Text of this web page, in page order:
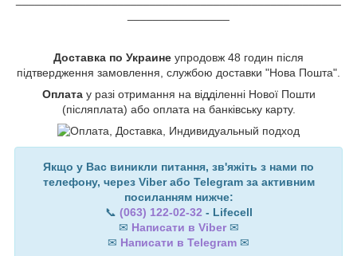
Доставка по Украине упродовж 48 годин після
підтвердження замовлення, службою доставки "Нова Пошта".
Оплата у разі отримання на відділенні Нової Пошти
(післяплата) або оплата на банківську карту.
Якщо у Вас виникли питання, зв'яжіть з нами по
телефону, через Viber або Telegram за активним
посиланням нижче:
📞 (063) 122-02-32 - Lifecell
✉ Написати в Viber ✉
✉ Написати в Telegram ✉